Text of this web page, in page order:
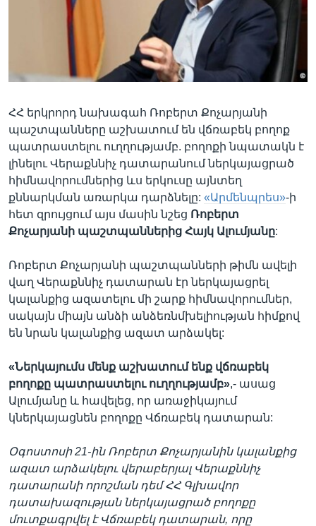
Լեզուներ
ՀՀ երկրորդ նախագահ Ռոբերտ Քոչարյանի
պաշտպանները աշխատում են վճռաբեկ բողոք
պատրաստելու ուղղությամբ. բողոքի նպատակն է
լինելու Վերաքննիչ դատարանում ներկայացրած
հիմնավորումներից ևս երկուսը այնտեղ
քննարկման առարկա դարձնելը: «Արմենպրես»-ի
հետ զրույցում այս մասին նշեց Ռոբերտ
Քոչարյանի պաշտպաններից Հայկ Ալումյանը:
Ռոբերտ Քոչարյանի պաշտպանների թիմն ավելի
վաղ Վերաքննիչ դատարան էր ներկայացրել
կալանքից ազատելու մի շարք հիմնավորումներ,
սակայն միայն անձի անձեռնմխելիության հիմքով
են նրան կալանքից ազատ արձակել:
«Ներկայումս մենք աշխատում ենք վճռաբեկ
բողոքը պատրաստելու ուղղությամբ»,- ասաց
Ալումյանը և հավելեց, որ առաջիկայում
կներկայացնեն բողոքը Վճռաբեկ դատարան:
Օգոստոսի 21-ին Ռոբերտ Քոչարյանին կալանքից
ազատ արձակելու վերաբերյալ Վերաքննիչ
դատարանի որոշման դեմՀՀ Գլխավոր
դատախազության ներկայացրած բողոքը
մուտքագրվել է Վճռաբեկ դատարան, որը